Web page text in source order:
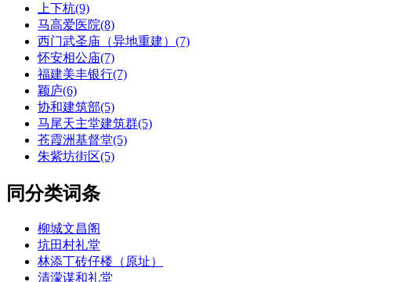
上下杭(9)
马高爱医院(8)
西门武圣庙（异地重建）(7)
怀安相公庙(7)
福建美丰银行(7)
颖庐(6)
协和建筑部(5)
马尾天主堂建筑群(5)
苍霞洲基督堂(5)
朱紫坊街区(5)
同分类词条
柳城文昌阁
坑田村礼堂
林添丁砖仔楼（原址）
清濛谋和礼堂